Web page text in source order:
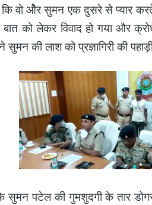
कि वो ओैर सुमन एक दुसरे से प्यार
बात को लेकर विवाद हो गया और
की लाश को प्रज्ञागिरी की
सुमन पटेल की गुमशुदगी के तार